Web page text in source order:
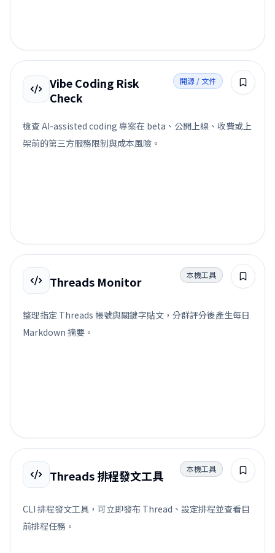
Vibe Coding Risk
Check
開源 / 文件
檢查 AI-assisted coding 專案在 beta、公開上線、收費或上
架前的第三方服務限制與成本風險。
Threads Monitor 本機工具
整理指定 Threads 帳號與關鍵字貼文，分群評分後產生每日
Markdown 摘要。
Threads 排程發文工具 本機工具
CLI 排程發文工具，可立即發布 Thread、設定排程並查看目
前排程任務。